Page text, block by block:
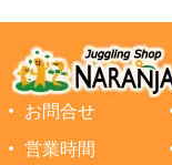
お問合せ
営業時間